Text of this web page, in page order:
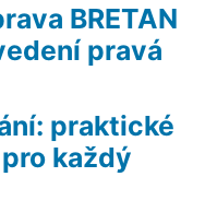
BRETAN
pravá
praktické
každý